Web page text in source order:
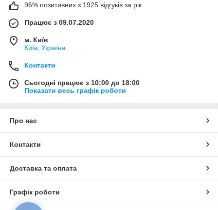
96% позитивних з 1925 відгуків за рік
Працює з 09.07.2020
м. Київ
Київ, Україна
Контакти
Сьогодні працює з 10:00 до 18:00
Показати весь графік роботи
Про нас
Контакти
Доставка та оплата
Графік роботи